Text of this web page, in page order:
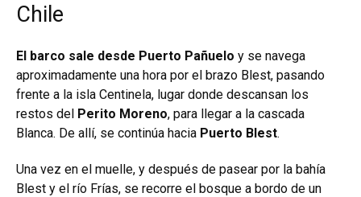
Chile
El barco sale desde Puerto Pañuelo y se navega
aproximadamente una hora por el brazo Blest, pasando
frente a la isla Centinela, lugar donde descansan los
restos del Perito Moreno, para llegar a la cascada
Blanca. De allí, se continúa hacia Puerto Blest.
Una vez en el muelle, y después de pasear por la bahía
Blest y el río Frías, se recorre el bosque a bordo de un